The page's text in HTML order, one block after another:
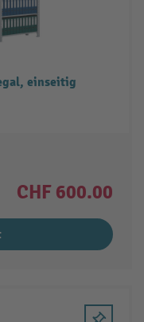
einseitig
CHF 600.00